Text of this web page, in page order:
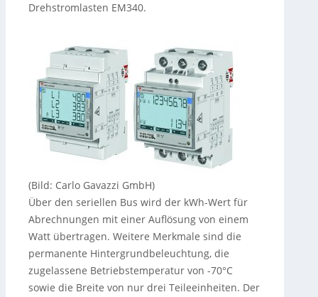
Drehstromlasten EM340.
(Bild: Carlo Gavazzi GmbH)
Über den seriellen Bus wird der kWh-Wert für
Abrechnungen mit einer Auflösung von einem
Watt übertragen. Weitere Merkmale sind die
permanente Hintergrundbeleuchtung, die
zugelassene Betriebstemperatur von -70°C
sowie die Breite von nur drei Teileeinheiten. Der